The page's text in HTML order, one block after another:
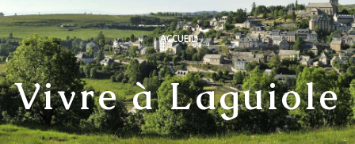
ACCUEIL
Vivre à Laguiole